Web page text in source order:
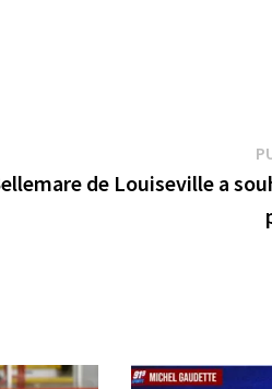
de Louiseville a